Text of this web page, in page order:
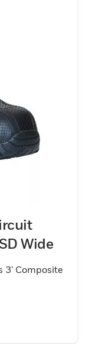
Wide
3' Composite